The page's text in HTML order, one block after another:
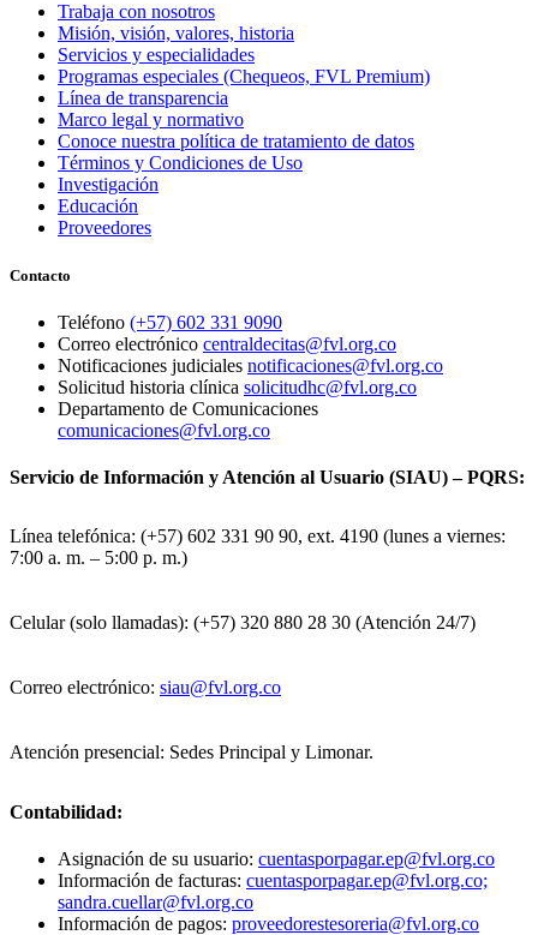
Trabaja con nosotros
Misión, visión, valores, historia
Servicios y especialidades
Programas especiales (Chequeos, FVL Premium)
Línea de transparencia
Marco legal y normativo
Conoce nuestra política de tratamiento de datos
Términos y Condiciones de Uso
Investigación
Educación
Proveedores
Contacto
Teléfono (+57) 602 331 9090
Correo electrónico centraldecitas@fvl.org.co
Notificaciones judiciales notificaciones@fvl.org.co
Solicitud historia clínica solicitudhc@fvl.org.co
Departamento de Comunicaciones
comunicaciones@fvl.org.co
Servicio de Información y Atención al Usuario (SIAU) – PQRS:
Línea telefónica: (+57) 602 331 90 90, ext. 4190 (lunes a viernes:
7:00 a. m. – 5:00 p. m.)
Celular (solo llamadas): (+57) 320 880 28 30 (Atención 24/7)
Correo electrónico: siau@fvl.org.co
Atención presencial: Sedes Principal y Limonar.
Contabilidad:
Asignación de su usuario: cuentasporpagar.ep@fvl.org.co
Información de facturas: cuentasporpagar.ep@fvl.org.co;
sandra.cuellar@fvl.org.co
Información de pagos: proveedorestesoreria@fvl.org.co